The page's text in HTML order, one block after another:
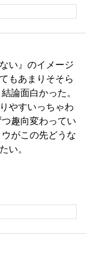
い』のイメージ
もあまりそそら
論面白かった。
やすいっちゃわ
趣向変わってい
がこの先どうな
い。